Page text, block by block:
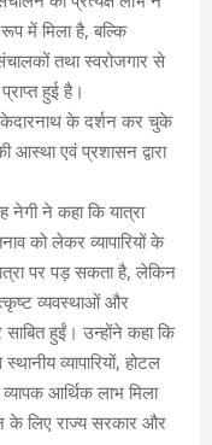
में मिला है, बल्कि
संचालकों तथा स्वरोजगार से
हुई है।
के दर्शन कर चुके
एवं प्रशासन द्वारा
नेगी ने कहा कि यात्रा
को लेकर व्यापारियों के
पर पड़ सकता है, लेकिन
व्यवस्थाओं और
हुईं। उन्होंने कहा कि
व्यापारियों, होटल
आर्थिक लाभ मिला
के लिए राज्य सरकार और